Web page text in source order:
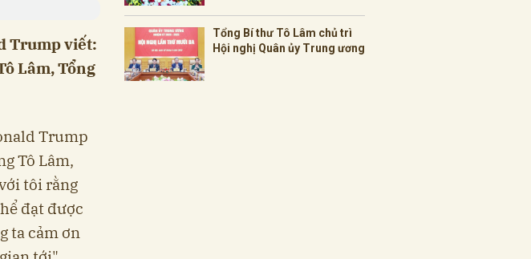
Trump viết:
Lâm, Tổng
Trump
Tô Lâm,
tôi rằng
đạt được
ta cảm ơn
Tổng Bí thư Tô Lâm chủ trì
Hội nghị Quân ủy Trung ương